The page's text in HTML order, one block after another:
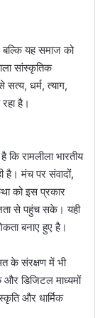
बल्कि यह समाज को
सांस्कृतिक
धर्म, त्याग,
है।
कि रामलीला भारतीय
है। मंच पर संवादों,
को इस प्रकार
से पहुंच सके। यही
बनाए हुए है।
के संरक्षण में भी
और डिजिटल माध्यमों
और धार्मिक